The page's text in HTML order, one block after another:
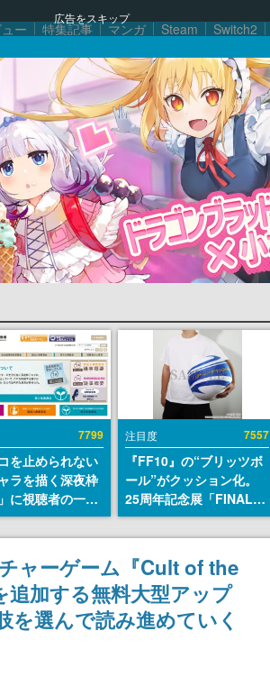
広告をスキップ
ー 特集記事 マンガ Steam Switch2
7799
を止められない
ラを描く深夜枠
に視聴者の一部
意見。違法薬物
思しき描写も含
が議論を交わ
注目度 7557
『FF10』の“ブリッツボ
ール”がクッション化。
25周年記念展「FINAL
FANTASY X MUSEUM-
幻光の記憶-」のグッズ情
報が一部公開
ャーゲーム『Cult of the
加する無料大型アップ
を選んで読み進めていく